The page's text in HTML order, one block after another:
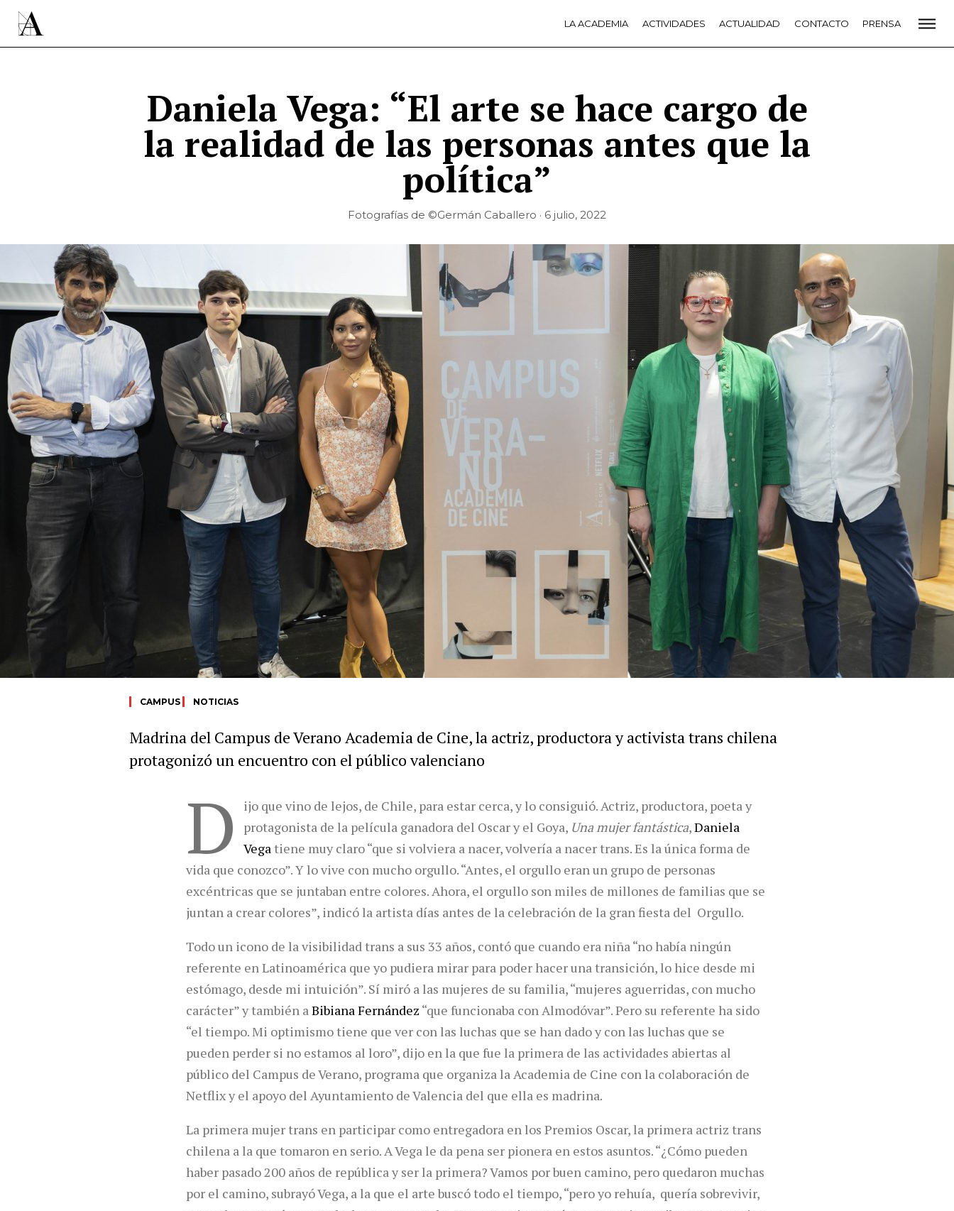
LA ACADEMIA ACTIVIDADES ACTUALIDAD CONTACTO PRENSA
Daniela Vega: “El arte se hace cargo de
la realidad de las personas antes que la
política”
Fotografías de ©Germán Caballero · 6 julio, 2022
CAMPUS NOTICIAS
Madrina del Campus de Verano Academia de Cine, la actriz, productora y activista trans chilena
protagonizó un encuentro con el público valenciano
D
ijo que vino de lejos, de Chile, para estar cerca, y lo consiguió. Actriz, productora, poeta y
protagonista de la película ganadora del Oscar y el Goya, Una mujer fantástica,Daniela
Vegatiene muy claro “que si volviera a nacer, volvería a nacer trans. Es la única forma de
vida que conozco”. Y lo vive con mucho orgullo. “Antes, el orgullo eran un grupo de personas
excéntricas que se juntaban entre colores. Ahora, el orgullo son miles de millones de familias que se
juntan a crear colores”, indicó la artista días antes de la celebración de la gran fiesta del Orgullo.
Todo un icono de la visibilidad trans a sus 33 años, contó que cuando era niña “no había ningún
referente en Latinoamérica que yo pudiera mirar para poder hacer una transición, lo hice desde mi
estómago, desde mi intuición”. Sí miró a las mujeres de su familia, “mujeres aguerridas, con mucho
carácter” y también aBibiana Fernández “que funcionaba con Almodóvar”. Pero su referente ha sido
“el tiempo. Mi optimismo tiene que ver con las luchas que se han dado y con las luchas que se
pueden perder si no estamos al loro”, dijo en la que fue la primera de las actividades abiertas al
público del Campus de Verano, programa que organiza la Academia de Cine con la colaboración de
Netflix y el apoyo del Ayuntamiento de Valencia del que ella es madrina.
La primera mujer trans en participar como entregadora en los Premios Oscar, la primera actriz trans
chilena a la que tomaron en serio. A Vega le da pena ser pionera en estos asuntos. “¿Cómo pueden
haber pasado 200 años de república y ser la primera? Vamos por buen camino, pero quedaron muchas
por el camino, subrayó Vega, a la que el arte buscó todo el tiempo, “pero yo rehuía, quería sobrevivir,
LA ACADEMIA PREMIOS GOYA FUNDACIÓN
CONTACTO